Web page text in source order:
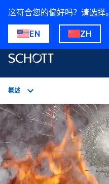
这符合您的偏好吗？请选择。
EN ZH
概述
应用
技术参数
产品型号
概述